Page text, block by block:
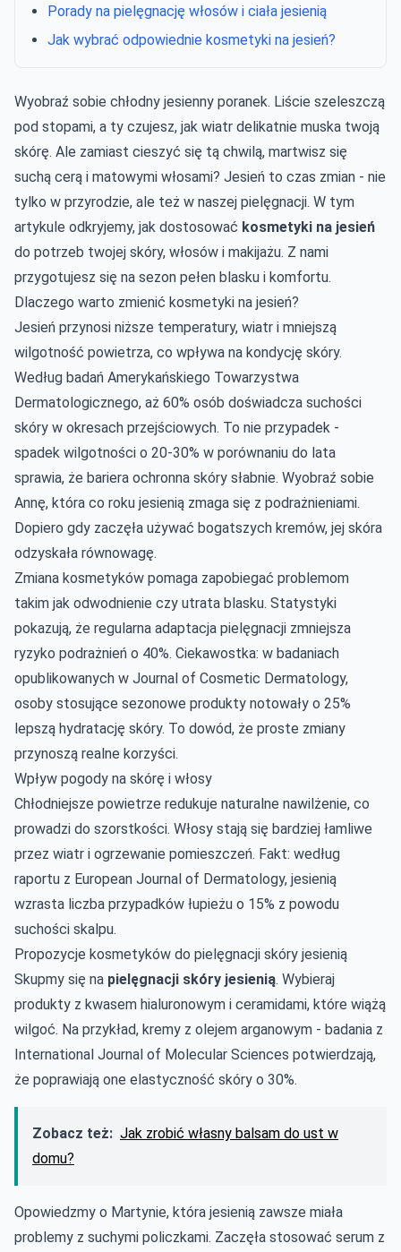
Porady na pielęgnację włosów i ciała jesienią
Jak wybrać odpowiednie kosmetyki na jesień?
Wyobraź sobie chłodny jesienny poranek. Liście szeleszczą
pod stopami, a ty czujesz, jak wiatr delikatnie muska twoją
skórę. Ale zamiast cieszyć się tą chwilą, martwisz się
suchą cerą i matowymi włosami? Jesień to czas zmian - nie
tylko w przyrodzie, ale też w naszej pielęgnacji. W tym
artykule odkryjemy, jak dostosować kosmetyki na jesień
do potrzeb twojej skóry, włosów i makijażu. Z nami
przygotujesz się na sezon pełen blasku i komfortu.
Dlaczego warto zmienić kosmetyki na jesień?
Jesień przynosi niższe temperatury, wiatr i mniejszą
wilgotność powietrza, co wpływa na kondycję skóry.
Według badań Amerykańskiego Towarzystwa
Dermatologicznego, aż 60% osób doświadcza suchości
skóry w okresach przejściowych. To nie przypadek -
spadek wilgotności o 20-30% w porównaniu do lata
sprawia, że bariera ochronna skóry słabnie. Wyobraź sobie
Annę, która co roku jesienią zmaga się z podrażnieniami.
Dopiero gdy zaczęła używać bogatszych kremów, jej skóra
odzyskała równowagę.
Zmiana kosmetyków pomaga zapobiegać problemom
takim jak odwodnienie czy utrata blasku. Statystyki
pokazują, że regularna adaptacja pielęgnacji zmniejsza
ryzyko podrażnień o 40%. Ciekawostka: w badaniach
opublikowanych w Journal of Cosmetic Dermatology,
osoby stosujące sezonowe produkty notowały o 25%
lepszą hydratację skóry. To dowód, że proste zmiany
przynoszą realne korzyści.
Wpływ pogody na skórę i włosy
Chłodniejsze powietrze redukuje naturalne nawilżenie, co
prowadzi do szorstkości. Włosy stają się bardziej łamliwe
przez wiatr i ogrzewanie pomieszczeń. Fakt: według
raportu z European Journal of Dermatology, jesienią
wzrasta liczba przypadków łupieżu o 15% z powodu
suchości skalpu.
Propozycje kosmetyków do pielęgnacji skóry jesienią
Skupmy się na pielęgnacji skóry jesienią. Wybieraj
produkty z kwasem hialuronowym i ceramidami, które wiążą
wilgoć. Na przykład, kremy z olejem arganowym - badania z
International Journal of Molecular Sciences potwierdzają,
że poprawiają one elastyczność skóry o 30%.
Zobacz też: Jak zrobić własny balsam do ust w
domu?
Opowiedzmy o Martynie, która jesienią zawsze miała
problemy z suchymi policzkami. Zaczęła stosować serum z